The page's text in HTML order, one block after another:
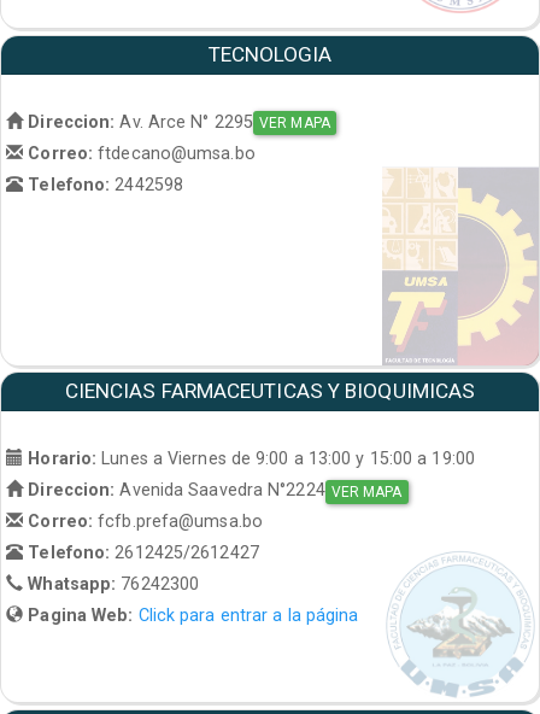
TECNOLOGIA
Direccion: Av. Arce N° 2295 VER MAPA
Correo:ftdecano@umsa.bo
Telefono: 2442598
CIENCIAS FARMACEUTICAS Y BIOQUIMICAS
Horario: Lunes a Viernes de 9:00 a 13:00 y 15:00 a 19:00
Direccion: Avenida Saavedra N°2224 VER MAPA
Correo:fcfb.prefa@umsa.bo
Telefono:2612425/2612427
Whatsapp: 76242300
Pagina Web: Click para entrar a la página